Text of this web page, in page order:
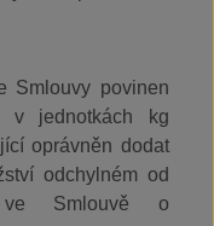
Smlouvy povinen
v jednotkách kg
oprávněn dodat
odchylném od
ve Smlouvě o